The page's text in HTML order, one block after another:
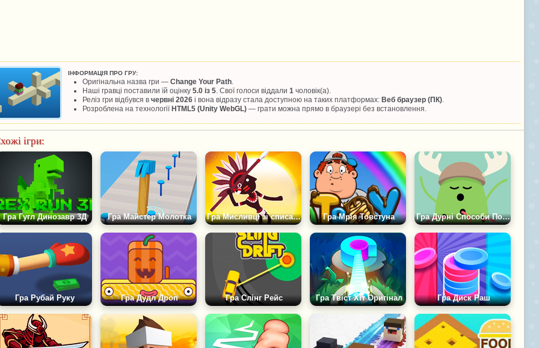
ІНФОРМАЦІЯ ПРО ГРУ:
Оригінальна назва гри — Change Your Path.
Наші гравці поставили їй оцінку 5.0 із 5. Свої голоси віддали 1 чоловік(а).
Реліз гри відбувся в червні 2026 і вона відразу стала доступною на таких платформах: Веб браузер (ПК).
Розроблена на технології HTML5 (Unity WebGL) — грати можна прямо в браузері без встановлення.
ігри:
Гра Гугл Динозавр 3Д Гра Майстер Молотка Гра Мисливці зі списами Гра Мрія Товстуна Гра Дурні Способи Померти: Оригінал
Гра Рубай Руку Гра Дудл Дроп Гра Слінг Рейс Гра Твіст Хіт Оригінал Гра Диск Раш